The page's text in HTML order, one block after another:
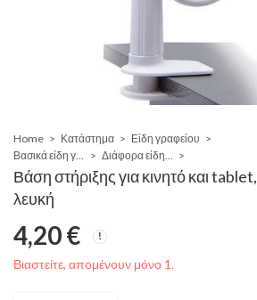
Home Κατάστημα
Είδη γραφείου
Βασικά είδη γραφείου
Διάφορα είδη γραφείου
Βάση στήριξης για κινητό και tablet,
λευκή
4,20€
Βιαστείτε, απομένουν μόνο 1.